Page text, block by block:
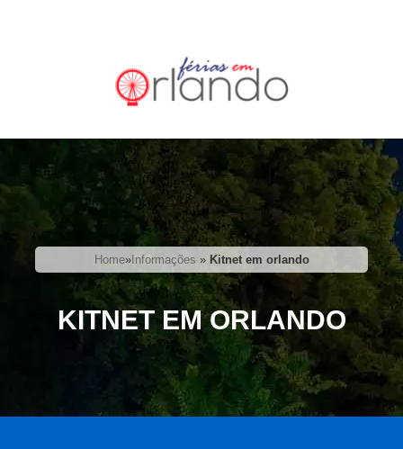
Home»Informações » Kitnet em orlando
KITNET EM ORLANDO